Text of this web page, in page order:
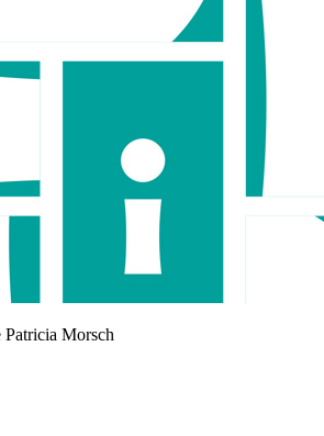
Patricia Morsch